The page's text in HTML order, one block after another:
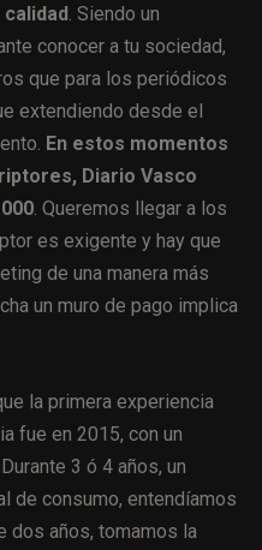
. Siendo un
conocer a tu sociedad,
que para los periódicos
extendiendo desde el
En estos momentos
Diario Vasco
. Queremos llegar a los
es exigente y hay que
de una manera más
un muro de pago implica
la primera experiencia
fue en 2015, con un
3 ó 4 años, un
de consumo, entendíamos
dos años, tomamos la